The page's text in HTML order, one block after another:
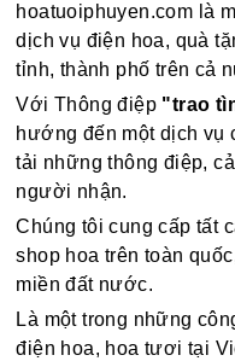
hoatuoiphuyen.com là
dịch vụ điện hoa, quà
tỉnh, thành phố trên cả
Với Thông điệp "trao
hướng đến một dịch vụ
tải những thông điệp,
người nhận.
Chúng tôi cung cấp tất
shop hoa trên toàn
miền đất nước.
Là một trong những
điện hoa, hoa tươi tại